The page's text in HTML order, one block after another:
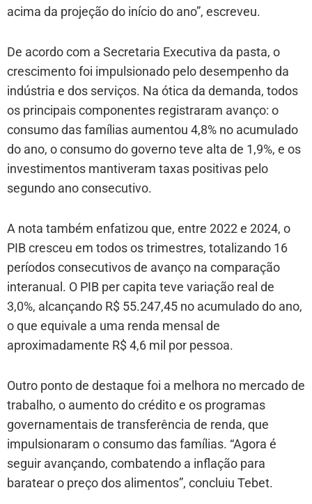
acima da projeção do início do ano”, escreveu.
De acordo com a Secretaria Executiva da pasta, o
crescimento foi impulsionado pelo desempenho da
indústria e dos serviços. Na ótica da demanda, todos
os principais componentes registraram avanço: o
consumo das famílias aumentou 4,8% no acumulado
do ano, o consumo do governo teve alta de 1,9%, e os
investimentos mantiveram taxas positivas pelo
segundo ano consecutivo.
A nota também enfatizou que, entre 2022 e 2024, o
PIB cresceu em todos os trimestres, totalizando 16
períodos consecutivos de avanço na comparação
interanual. O PIB per capita teve variação real de
3,0%, alcançando R$ 55.247,45 no acumulado do ano,
o que equivale a uma renda mensal de
aproximadamente R$ 4,6 mil por pessoa.
Outro ponto de destaque foi a melhora no mercado de
trabalho, o aumento do crédito e os programas
governamentais de transferência de renda, que
impulsionaram o consumo das famílias. “Agora é
seguir avançando, combatendo a inflação para
baratear o preço dos alimentos”, concluiu Tebet.